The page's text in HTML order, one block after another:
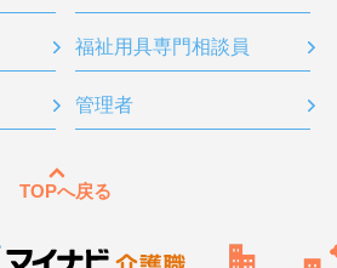
福祉用具専門相談員
管理者
TOPへ戻る